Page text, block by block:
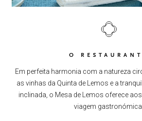
O
Em perfeita harmonia com a natureza
as vinhas da Quinta de Lemos e a
inclinada, o Mesa de Lemos oferece
viagem gastronómica.